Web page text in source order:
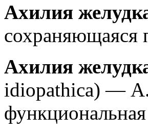
Ахилия
сохраняющаяся
Ахилия
idiopathica) — А.
функциональная